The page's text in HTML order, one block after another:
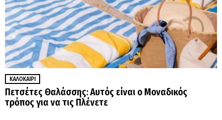
ΚΑΛΟΚΑΊΡΙ
Πετσέτες Θαλάσσης: Αυτός είναι ο Μοναδικός
τρόπος για να τις Πλένετε